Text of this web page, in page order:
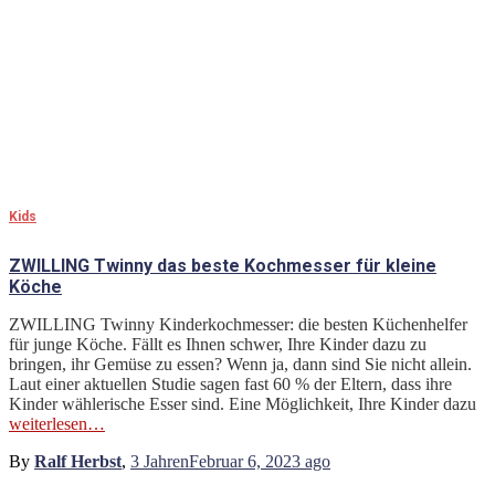
Kids
ZWILLING Twinny das beste Kochmesser für kleine
Köche
ZWILLING Twinny Kinderkochmesser: die besten Küchenhelfer
für junge Köche. Fällt es Ihnen schwer, Ihre Kinder dazu zu
bringen, ihr Gemüse zu essen? Wenn ja, dann sind Sie nicht allein.
Laut einer aktuellen Studie sagen fast 60 % der Eltern, dass ihre
Kinder wählerische Esser sind. Eine Möglichkeit, Ihre Kinder dazu
weiterlesen…
By Ralf Herbst, 3 JahrenFebruar 6, 2023 ago